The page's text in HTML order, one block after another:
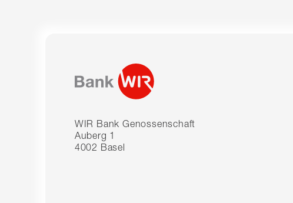
WIR Bank Genossenschaft
Auberg 1
4002 Basel